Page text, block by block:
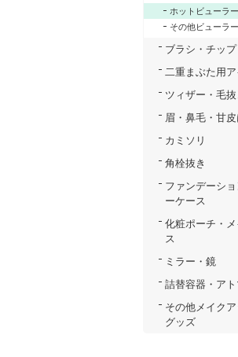
ホットビューラー
その他ビューラー
ブラシ・チップ
二重まぶた用
ツィザー・毛抜
眉・鼻毛・甘
カミソリ
角栓抜き
ファンデーシ
ーケース
化粧ポーチ・
ス
ミラー・鏡
詰替容器・ア
その他メイク
グッズ